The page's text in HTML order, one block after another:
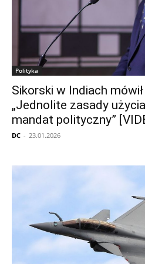
Polityka
Sikorski w Indiach
„Jednolite zasady
mandat polityczny”
DC - 23.01.2026